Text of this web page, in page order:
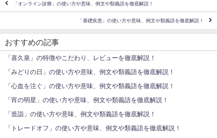
「オンライン診療」の使い方や意味、例文や類義語を徹底解説！
「基礎疾患」の使い方や意味、例文や類義語を徹底解説！
おすすめの記事
「喜久泉」の特徴やこだわり、レビューを徹底解説！
「みどりの日」の使い方や意味、例文や類義語を徹底解説！
「心血を注ぐ」の使い方や意味、例文や類義語を徹底解説！
「宵の明星」の使い方や意味、例文や類義語を徹底解説！
「造詣」の使い方や意味、例文や類義語を徹底解説！
「トレードオフ」の使い方や意味、例文や類義語を徹底解説！